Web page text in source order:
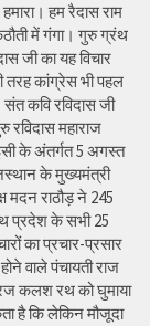
हम रैदास राम
में गंगा। गुरु ग्रंथ
जी का यह विचार
तरह कांग्रेस भी पहल
कवि रविदास जी
रविदास महाराज
के अंतर्गत 5 अगस्त
के मुख्यमंत्री
मदन राठौड़ ने 245
प्रदेश के सभी 25
का प्रचार-प्रसार
वाले पंचायती राज
कलश रथ को घुमाया
है कि लेकिन मौजूदा